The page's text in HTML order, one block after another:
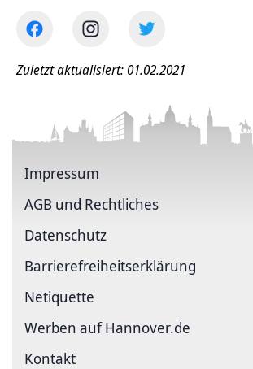
Zuletzt aktualisiert: 01.02.2021
Impressum
AGB und Rechtliches
Datenschutz
Barriere­freiheits­erklärung
Netiquette
Werben auf Hannover.de
Kontakt